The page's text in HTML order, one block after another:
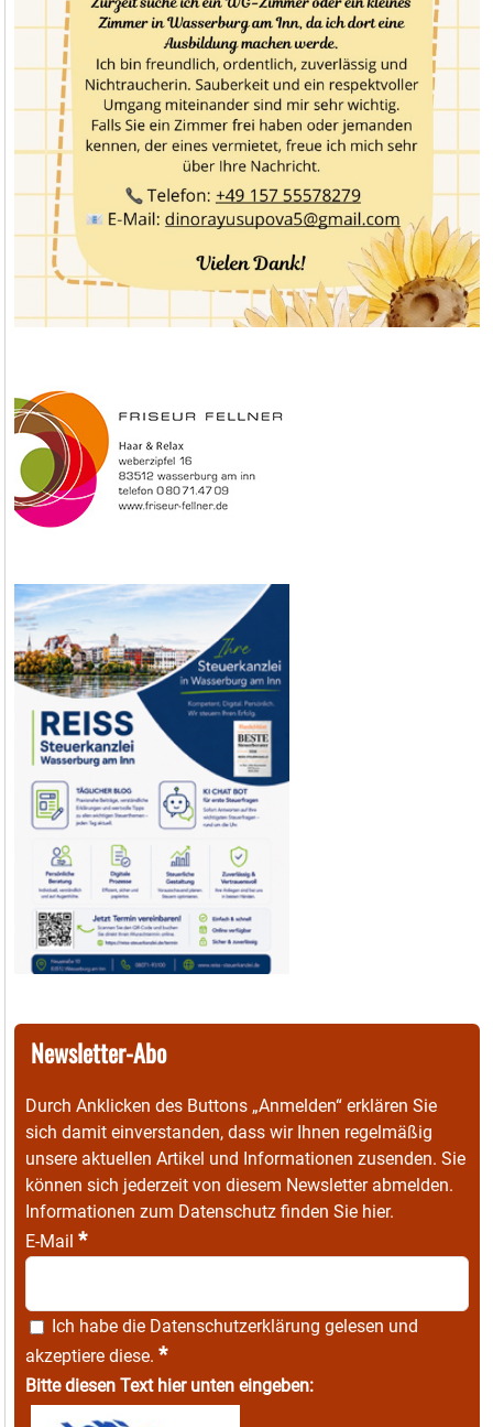
Newsletter-Abo
Durch Anklicken des Buttons „Anmelden“ erklären Sie
sich damit einverstanden, dass wir Ihnen regelmäßig
unsere aktuellen Artikel und Informationen zusenden. Sie
können sich jederzeit von diesem Newsletter abmelden.
Informationen zum Datenschutz finden Sie hier.
E-Mail *
Ich habe die Datenschutzerklärung gelesen und
akzeptiere diese. *
Bitte diesen Text hier unten eingeben: